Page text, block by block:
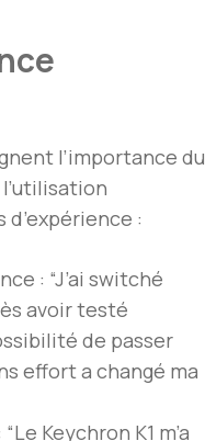
l’importance du
:
: “J’ai switché
avoir testé
de passer
effort a changé ma
Keychron K1 m’a